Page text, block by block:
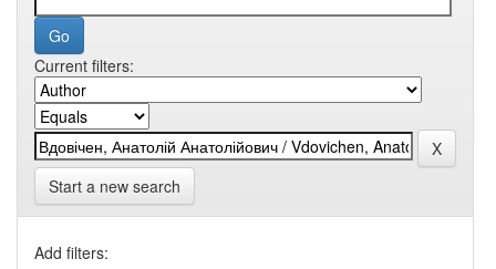
Current filters:
Start a new search
Add filters: